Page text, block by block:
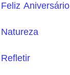
Feliz Aniversário
Natureza
Refletir